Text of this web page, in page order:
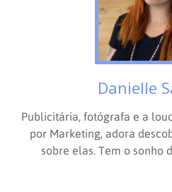
Danielle
Publicitária, fotógrafa e a
por Marketing, adora
sobre elas. Tem o sonho